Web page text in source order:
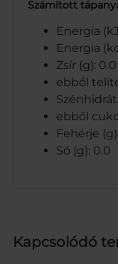
Számított
Energia
Energia
Zsír (g): 0.0
ebből
Szénhidrát
ebből
Fehérje
Só (g): 0.0
Kapcsolódó